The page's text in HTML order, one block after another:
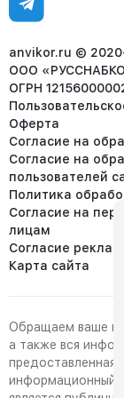
Отдел рекламации:
8 (953) 455-25-61
anvikor.ru ©
ООО
ОГРН
Оферта
Согласие на
Согласие на
пользователей
Политика
Согласие на
лицам
Согласие
Карта сайта
Обращаем ваше
а также вся
предоставленная
информационный